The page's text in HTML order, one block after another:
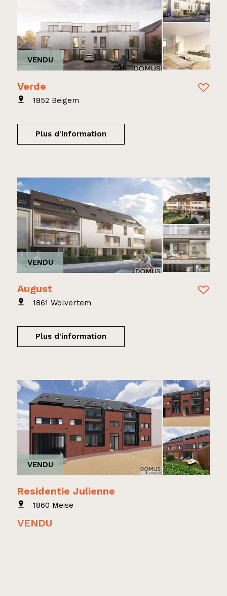
VENDU
Verde
1852 Beigem
Plus d'information
VENDU
August
1861 Wolvertem
Plus d'information
VENDU
Residentie Julienne
1860 Meise
VENDU